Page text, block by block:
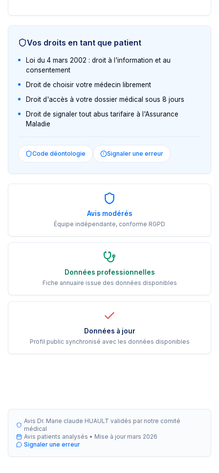
Vos droits en tant que patient
Loi du 4 mars 2002 : droit à l'information et au
consentement
Droit de choisir votre médecin librement
Droit d'accès à votre dossier médical sous 8 jours
Droit de signaler tout abus tarifaire à l'Assurance
Maladie
Code déontologie Signaler une erreur
Avis modérés
Équipe indépendante, conforme RGPD
Données professionnelles
Fiche annuaire issue des données disponibles
Données à jour
Profil public synchronisé avec les données disponibles
Avis Dr. Marie claude HUAULT validés par notre comité
médical
Avis patients analysés • Mise à jour mars 2026
Signaler une erreur